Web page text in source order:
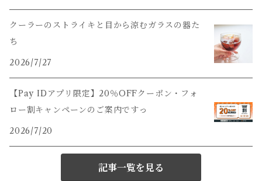
クーラーのストライキと目から涼むガラスの器た
ち
2026/7/27
【Pay IDアプリ限定】20％OFFクーポン・フォ
ロー割キャンペーンのご案内ですっ
2026/7/20
記事一覧を見る